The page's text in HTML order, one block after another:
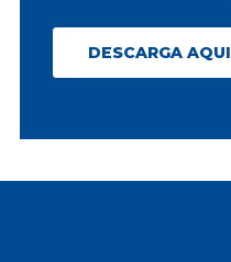
DESCARGA AQUI